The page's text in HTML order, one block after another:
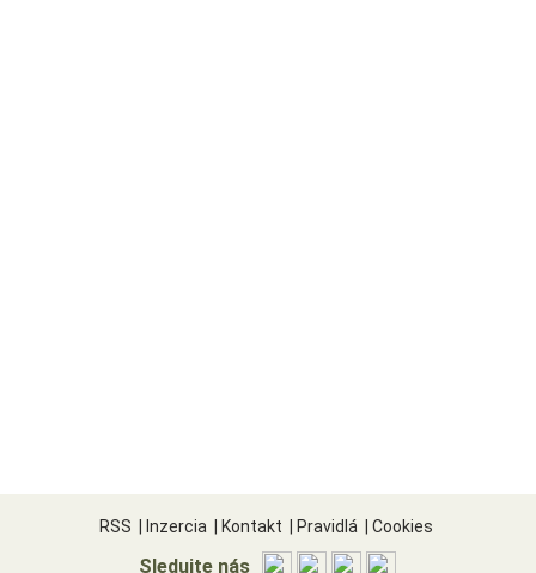
RSS Inzercia Kontakt Pravidlá Cookies
Sledujte nás